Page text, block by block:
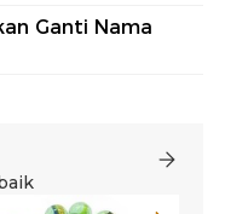
Ganti Nama